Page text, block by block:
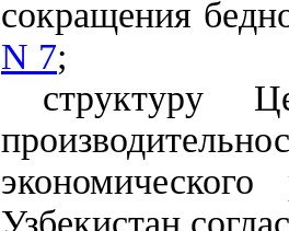
сокращения
N 7;
структуру
Узбекистан